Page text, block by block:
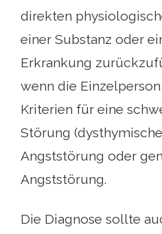
direkten
einer Substanz oder
Erkrankung
wenn die
Kriterien für eine
Störung
Angststörung oder
Angststörung.
Die Diagnose sollte